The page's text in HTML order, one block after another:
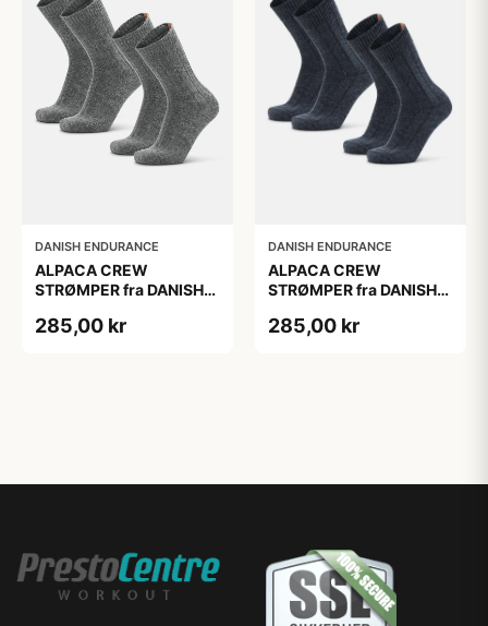
DANISH ENDURANCE
ALPACA CREW
STRØMPER fra DANISH
38, Varm og åndbar
285,00 kr
DANISH ENDURANCE
ALPACA CREW
STRØMPER fra DANISH
38, Varm og åndbar
285,00 kr